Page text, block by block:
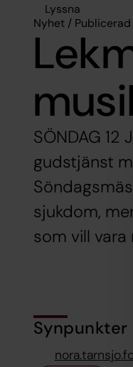
Lyssna
Nyhet /
SÖNDAG 12
gudstjänst
sjukdom,
som vill vara